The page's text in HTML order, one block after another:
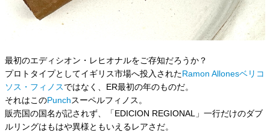
最初のエディシオン・レヒオナルをご存知だろうか？
プロトタイプとしてイギリス市場へ投入されたRamon Allonesベリコ
ソス・フィノスではなく、ER最初の年のものだ。
それはこのPunchスーペルフィノス。
販売国の国名が記されず、「EDICION REGIONAL」一行だけのダブ
ルリングはもはや異様ともいえるレアさだ。